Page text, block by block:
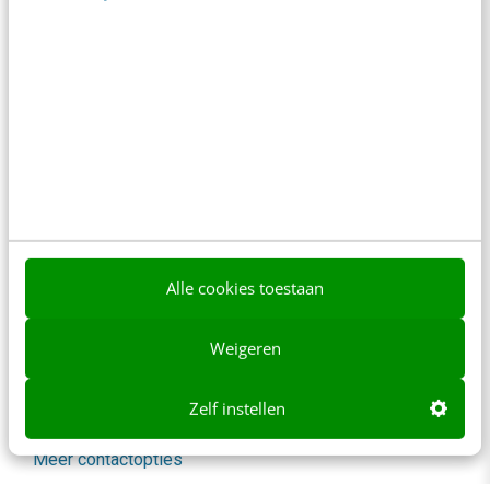
Alle cookies toestaan
Weigeren
Zelf instellen
redactie@frankwatching.com
Meer contactopties